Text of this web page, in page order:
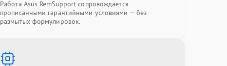
Работа Asus RemSupport сопровождается
прописанными гарантийными условиями — без
размытых формулировок.